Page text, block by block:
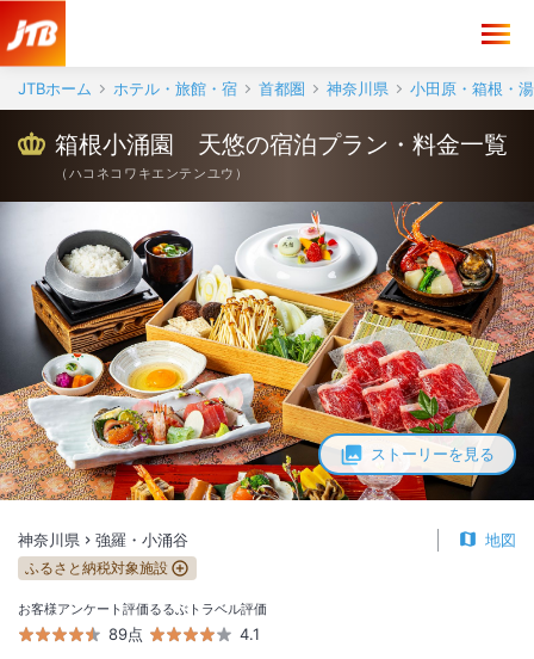
JTBホーム ホテル・旅館・宿 首都圏 神奈川県 小田原・箱根・
ストーリーを見る
箱根小涌園 天悠の宿泊プラン・料金一覧
（ ハコネコワキエンテンユウ ）
神奈川県 強羅・小涌谷 地図
ふるさと納税対象施設
お客様アンケート評価
89点
るるぶトラベル評価
4.1